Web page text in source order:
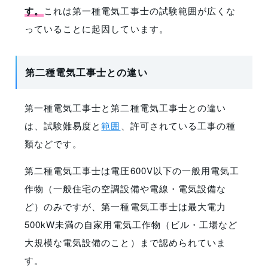
す。これは第一種電気工事士の試験範囲が広くな
っていることに起因しています。
第二種電気工事士との違い
第一種電気工事士と第二種電気工事士との違い
は、試験難易度と範囲
、許可されている工事の種
類などです。
第二種電気工事士は電圧600V以下の一般用電気工
作物（一般住宅の空調設備や電線・電気設備な
ど）のみですが、第一種電気工事士は最大電力
500kW未満の自家用電気工作物（ビル・工場など
大規模な電気設備のこと）まで認められていま
す。